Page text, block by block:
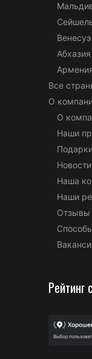
Абхазия
Все
О
О
Наши
Наша
Наши
Отзывы
Рейтинг